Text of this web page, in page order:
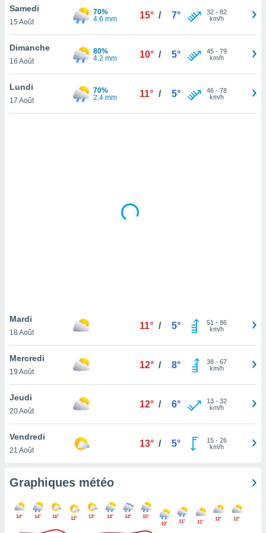
en
de
pas
de
à
cas,
que
sur le
et que
ne
Samedi
15 Août
70%
4.6 mm
15° / 7° 32- 82
km/h
Dimanche
16 Août
80%
4.2 mm
10° / 5° 45- 79
km/h
Lundi
17 Août
70%
2.4 mm
11° / 5° 46- 78
km/h
Mardi
18 Août
11° / 5° 51 - 86
km/h
Mercredi
19 Août
12° / 8° 38- 67
km/h
Jeudi
20 Août
12° / 6° 13- 32
km/h
Vendredi
21 Août
13° / 5° 15- 26
km/h
Graphiques météo
14° 14° 16° 12° 13° 14° 14°
15°
10°
11° 11°
12° 12°